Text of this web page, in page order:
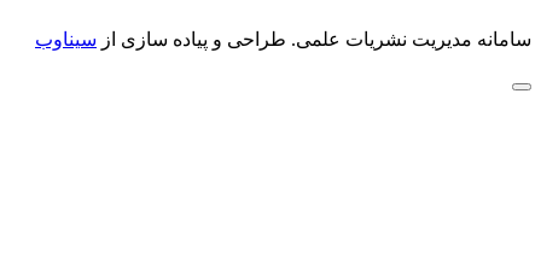
سامانه مدیریت نشریات علمی. طراحی و پیاده سازی از سیناوب